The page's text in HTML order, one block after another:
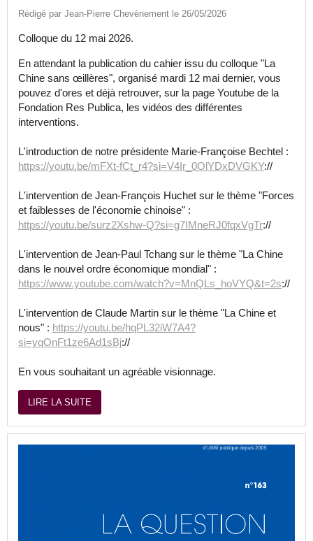
Rédigé par Jean-Pierre Chevènement le 26/05/2026
Colloque du 12 mai 2026.
En attendant la publication du cahier issu du colloque "La
Chine sans œillères", organisé mardi 12 mai dernier, vous
pouvez d'ores et déjà retrouver, sur la page Youtube de la
Fondation Res Publica, les vidéos des différentes
interventions.
L'introduction de notre présidente Marie-Françoise Bechtel :
https://youtu.be/mFXt-fCt_r4?si=V4Ir_0OlYDxDVGKY://
L'intervention de Jean-François Huchet sur le thème "Forces
et faiblesses de l'économie chinoise" :
https://youtu.be/surz2Xshw-Q?si=g7IMneRJ0fqxVgTr://
L'intervention de Jean-Paul Tchang sur le thème "La Chine
dans le nouvel ordre économique mondial" :
https://www.youtube.com/watch?v=MnQLs_hoVYQ&t=2s://
L'intervention de Claude Martin sur le thème "La Chine et
nous" : https://youtu.be/hqPL32iW7A4?
si=yqOnFt1ze6Ad1sBj://
En vous souhaitant un agréable visionnage.
LIRE LA SUITE